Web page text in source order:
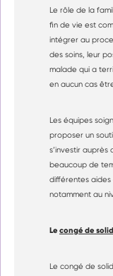
Le rôle de la
fin de vie est
intégrer au
des soins, leur
malade qui a
en aucun cas
Les équipes
proposer un
s’investir auprès
beaucoup de
différentes
notamment au
Le congé de
Le congé de